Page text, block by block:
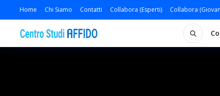
Home Chi Siamo Contatti Collabora (Esperti) Collabora